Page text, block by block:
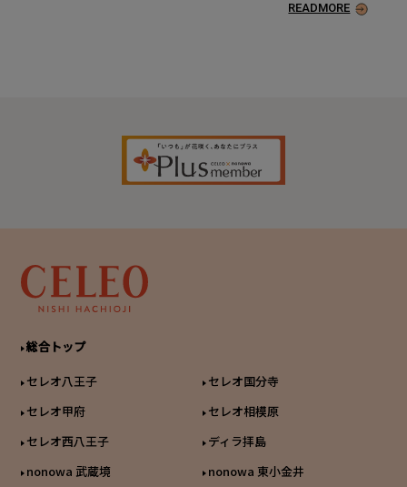
READMORE
総合トップ
セレオ八王子
セレオ国分寺
セレオ甲府
セレオ相模原
セレオ西八王子
ディラ拝島
nonowa 武蔵境
nonowa 東小金井